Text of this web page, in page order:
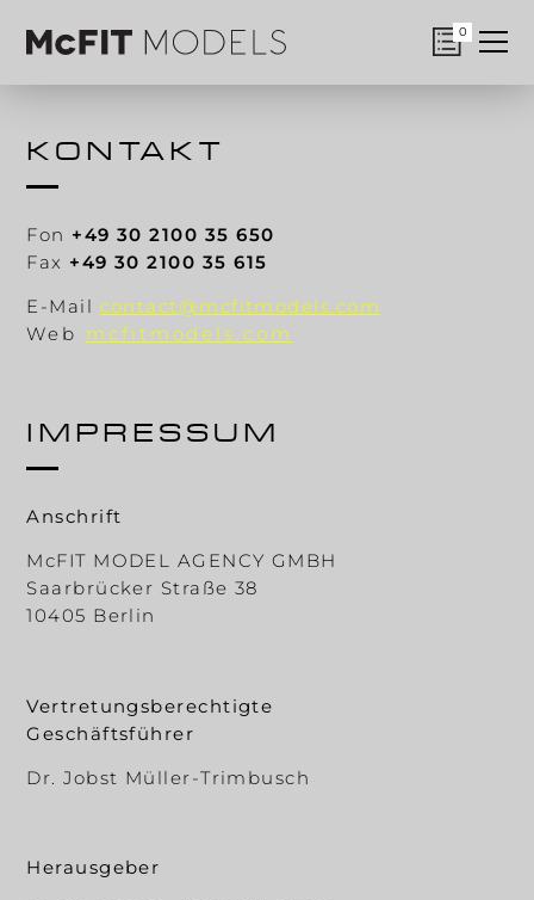
0
KONTAKT
Fon +49 30 2100 35 650
Fax +49 30 2100 35 615
E-Mail contact@mcfitmodels.com
Web mcfitmodels.com
IMPRESSUM
Anschrift
McFIT MODEL AGENCY GMBH
Saarbrücker Straße 38
10405 Berlin
Vertretungsberechtigte
Geschäftsführer
Dr. Jobst Müller-Trimbusch
Herausgeber